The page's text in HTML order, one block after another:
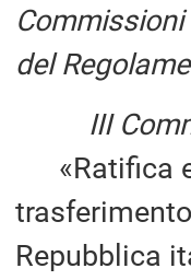
Commissioni
del
III
«Ratifica
Repubblica